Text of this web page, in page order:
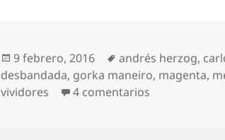
Publicado
el
9 febrero, 2016 Etiquetas
andrés herzog,
desbandada, gorka maneiro, magenta,
vividores
4 comentarios